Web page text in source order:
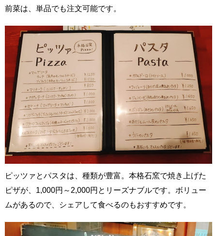
前菜は、単品でも注文可能です。
ピッツァとパスタは、種類が豊富。本格石窯で焼き上げた
ピザが、1,000円～2,000円とリーズナブルです。ボリュー
ムがあるので、シェアして食べるのもおすすめです。